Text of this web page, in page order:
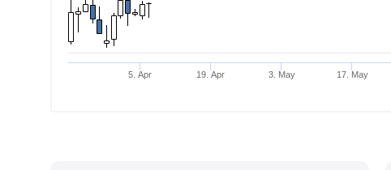
5. Apr 19. Apr 3. May 17. May